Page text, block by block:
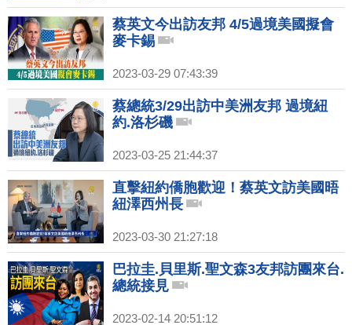
蔡英文今出訪友邦 4/5過境美國擬會
麥卡錫
2023-03-29 07:43:39
蔡總統3/29出訪中美洲友邦 過境紐
約.洛杉磯
2023-03-25 21:44:37
直擊紐約僑胞歡迎！蔡英文訪美國晤
紐澤西州長
2023-03-30 21:27:18
巴拉圭.貝里斯.聖文森3友邦訪團來台.
總統接見
2023-02-14 20:51:12